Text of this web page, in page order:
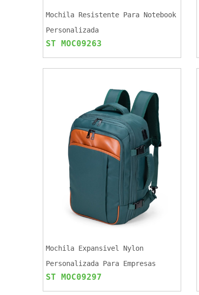
Mochila Resistente Para Notebook
Personalizada
ST MOC09263
Mochila Expansivel Nylon
Personalizada Para Empresas
ST MOC09297